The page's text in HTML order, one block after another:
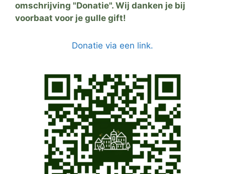
omschrijving "Donatie". Wij danken je bij
voorbaat voor je gulle gift!
Donatie via een link.